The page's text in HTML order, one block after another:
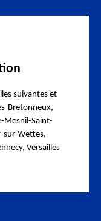
suivantes et
Bretonneux,
Mesnil-Saint-
sur-Yvettes,
Versailles